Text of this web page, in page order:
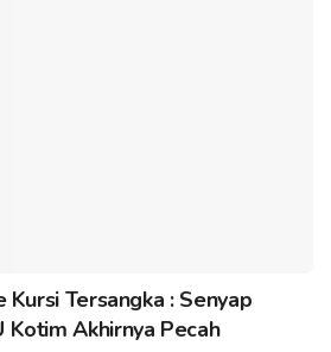
Kursi Tersangka : Senyap
Kotim Akhirnya Pecah